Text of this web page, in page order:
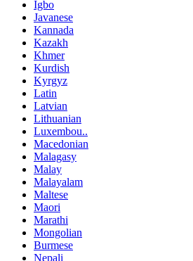
Igbo
Javanese
Kannada
Kazakh
Khmer
Kurdish
Kyrgyz
Latin
Latvian
Lithuanian
Luxembou..
Macedonian
Malagasy
Malay
Malayalam
Maltese
Maori
Marathi
Mongolian
Burmese
Nepali